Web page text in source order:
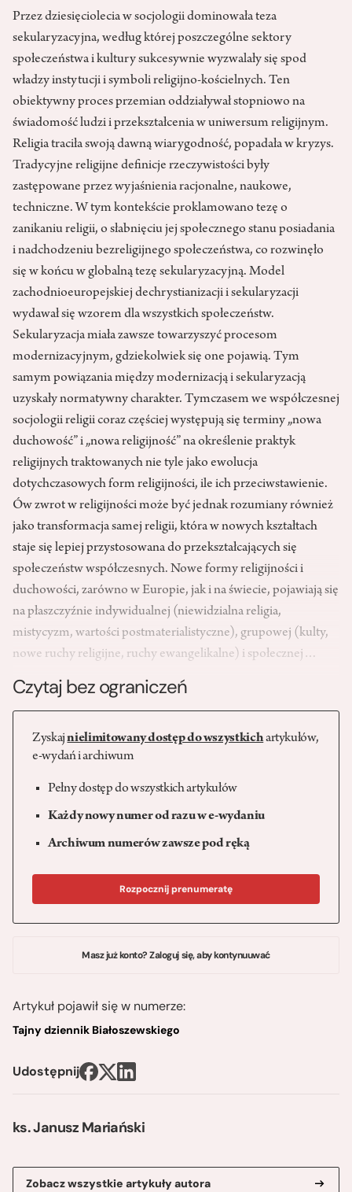
ks. Janusz Mariański
Zobacz wszystkie artykuły autora
Przez dziesięciolecia w socjologii dominowała teza
sekularyzacyjna, według której poszczególne sektory
społeczeństwa i kultury sukcesywnie wyzwalały się spod
władzy instytucji i symboli religijno-kościelnych. Ten
obiektywny proces przemian oddziaływał stopniowo na
świadomość ludzi i przekształcenia w uniwersum religijnym.
Religia traciła swoją dawną wiarygodność, popadała w kryzys.
Tradycyjne religijne definicje rzeczywistości były
zastępowane przez wyjaśnienia racjonalne, naukowe,
techniczne. W tym kontekście proklamowano tezę o
zanikaniu religii, o słabnięciu jej społecznego stanu posiadania
i nadchodzeniu bezreligijnego społeczeństwa, co rozwinęło
się w końcu w globalną tezę sekularyzacyjną. Model
zachodnioeuropejskiej dechrystianizacji i sekularyzacji
wydawał się wzorem dla wszystkich społeczeństw.
Sekularyzacja miała zawsze towarzyszyć procesom
modernizacyjnym, gdziekolwiek się one pojawią. Tym
samym powiązania między modernizacją i sekularyzacją
uzyskały normatywny charakter. Tymczasem we współczesnej
socjologii religii coraz częściej występują się terminy „nowa
duchowość” i „nowa religijność” na określenie praktyk
religijnych traktowanych nie tyle jako ewolucja
dotychczasowych form religijności, ile ich przeciwstawienie.
Ów zwrot w religijności może być jednak rozumiany również
jako transformacja samej religii, która w nowych kształtach
staje się lepiej przystosowana do przekształcających się
społeczeństw współczesnych. Nowe formy religijności i
duchowości, zarówno w Europie, jak i na świecie, pojawiają się
na płaszczyźnie indywidualnej (niewidzialna religia,
mistycyzm, wartości postmaterialistyczne), grupowej (kulty,
nowe ruchy religijne, ruchy ewangelikalne) i społecznej…
Czytaj bez ograniczeń
Zyskajnielimitowany dostęp do wszystkichartykułów,
e-wydań i archiwum
Pełny dostęp do wszystkich artykułów
Każdy nowy numer od razu w e-wydaniu
Archiwum numerów zawsze pod ręką
Rozpocznij prenumeratę
Masz już konto? Zaloguj się, aby kontynuuwać
Artykuł pojawił się w numerze:
Tajny dziennik Białoszewskiego
Udostępnij